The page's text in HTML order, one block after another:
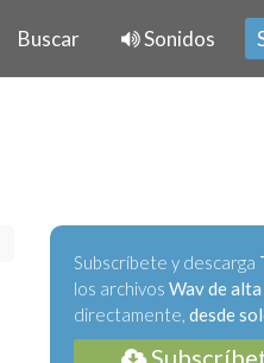
Buscar Sonidos
Subscríbete y descarga
los archivos Wav de
directamente, desde